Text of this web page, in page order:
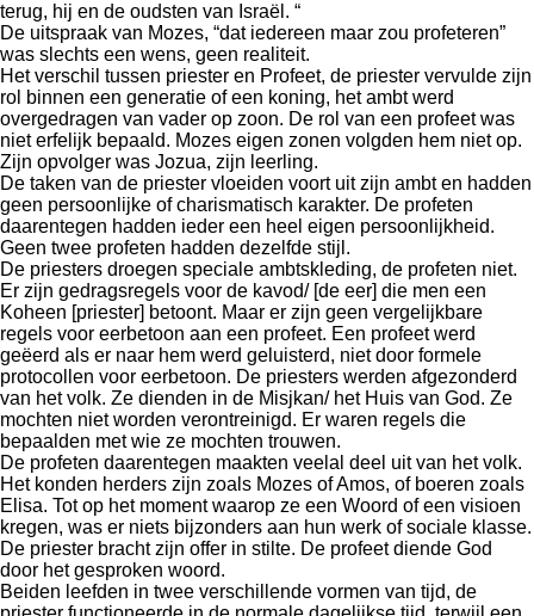
terug, hij en de oudsten van Israël. “
De uitspraak van Mozes, “dat iedereen maar zou profeteren”
was slechts een wens, geen realiteit.
Het verschil tussen priester en Profeet, de priester vervulde zijn
rol binnen een generatie of een koning, het ambt werd
overgedragen van vader op zoon. De rol van een profeet was
niet erfelijk bepaald. Mozes eigen zonen volgden hem niet op.
Zijn opvolger was Jozua, zijn leerling.
De taken van de priester vloeiden voort uit zijn ambt en hadden
geen persoonlijke of charismatisch karakter. De profeten
daarentegen hadden ieder een heel eigen persoonlijkheid.
Geen twee profeten hadden dezelfde stijl.
De priesters droegen speciale ambtskleding, de profeten niet.
Er zijn gedragsregels voor de kavod/ [de eer] die men een
Koheen [priester] betoont. Maar er zijn geen vergelijkbare
regels voor eerbetoon aan een profeet. Een profeet werd
geëerd als er naar hem werd geluisterd, niet door formele
protocollen voor eerbetoon. De priesters werden afgezonderd
van het volk. Ze dienden in de Misjkan/ het Huis van God. Ze
mochten niet worden verontreinigd. Er waren regels die
bepaalden met wie ze mochten trouwen.
De profeten daarentegen maakten veelal deel uit van het volk.
Het konden herders zijn zoals Mozes of Amos, of boeren zoals
Elisa. Tot op het moment waarop ze een Woord of een visioen
kregen, was er niets bijzonders aan hun werk of sociale klasse.
De priester bracht zijn offer in stilte. De profeet diende God
door het gesproken woord.
Beiden leefden in twee verschillende vormen van tijd, de